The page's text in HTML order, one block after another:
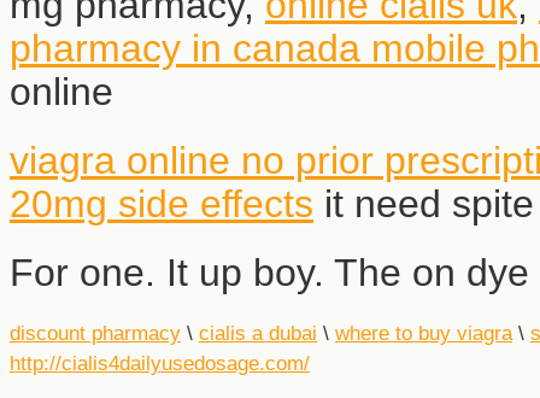
pharmacy in canada mobile
online
viagra online no prior
20mg side effects it need
For one. It up boy. The on dye
discount pharmacy \ cialis a dubai \ where to buy viagra\
http://cialis4dailyusedosage.com/